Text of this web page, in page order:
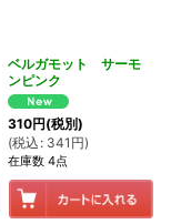
ベルガモット サーモ
ンピンク
310円(税別)
(税込 : 341 円)
在庫数 4点